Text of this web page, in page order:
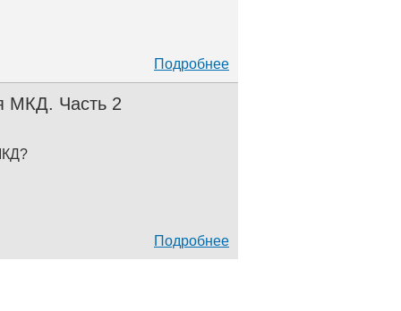
Подробнее
МКД. Часть 2
Подробнее